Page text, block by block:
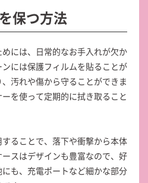
保つ方法
には、日常的なお手入れが欠か
には保護フィルムを貼ることが
汚れや傷から守ることができま
を使って定期的に拭き取ること
ることで、落下や衝撃から本体
スはデザインも豊富なので、好
も、充電ポートなど細かな部分